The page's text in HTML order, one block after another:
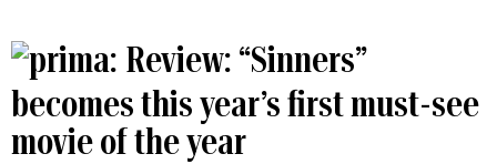
Review: “Sinners”
becomes this year’s first must-see
movie of the year